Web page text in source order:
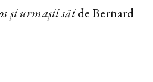
și urmașii săide Bernard